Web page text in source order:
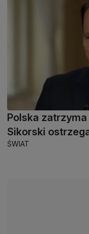
Polska
Sikorski
ŚWIAT